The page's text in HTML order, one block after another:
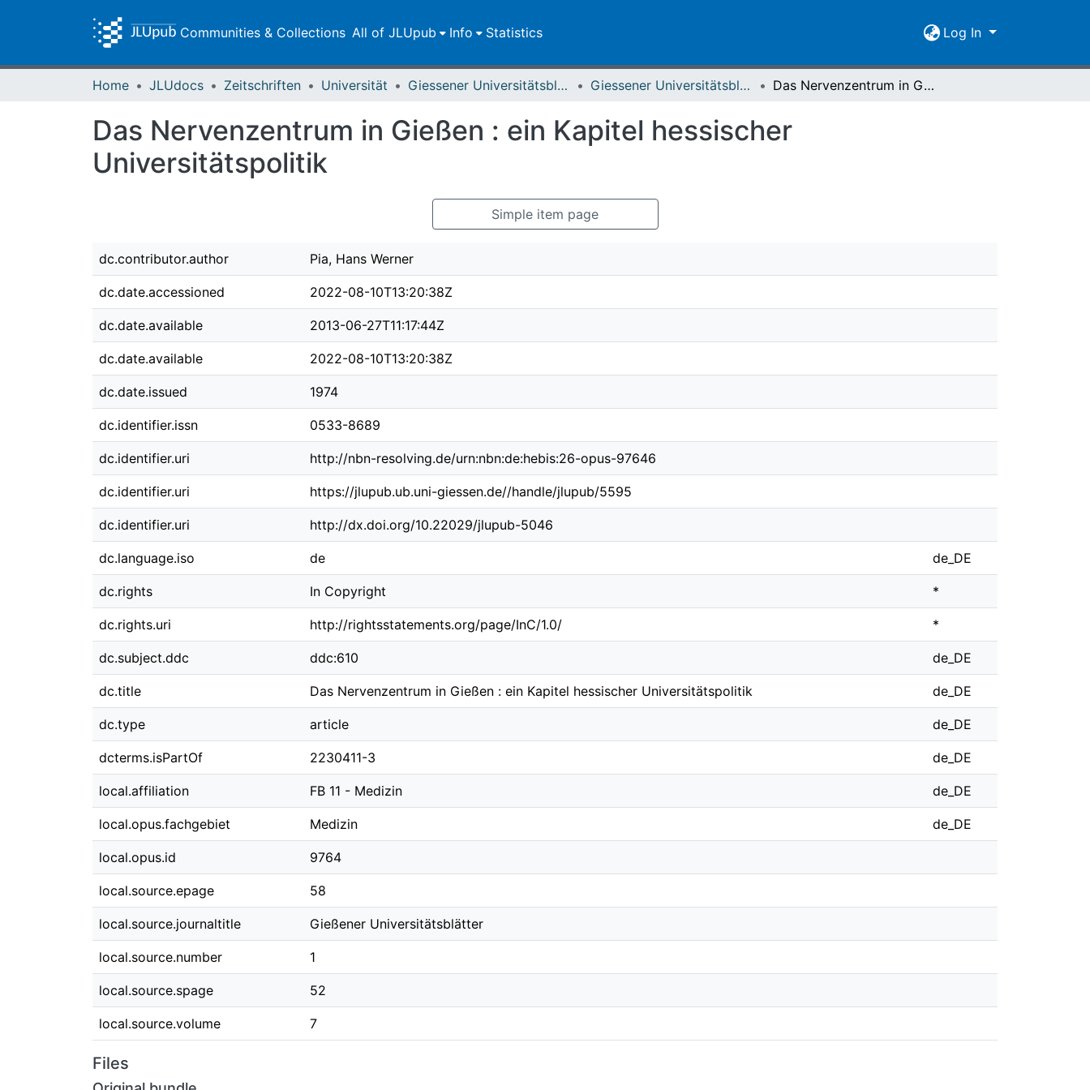
Communities & Collections All of JLUpub Info Statistics Log In
Home JLUdocs Zeitschriften Universität Giessener Universitätsblätter Giessener Universitätsblätter 07 (1974) Heft 1 Das Nervenzentrum in Gießen : ein Kapitel hessischer Universitätspolitik
Das Nervenzentrum in Gießen : ein Kapitel hessischer
Universitätspolitik
Simple item page
dc.contributor.author Pia, Hans Werner
dc.date.accessioned 2022-08-10T13:20:38Z
dc.date.available 2013-06-27T11:17:44Z
dc.date.available 2022-08-10T13:20:38Z
dc.date.issued 1974
dc.identifier.issn 0533-8689
dc.identifier.uri http://nbn-resolving.de/urn:nbn:de:hebis:26-opus-97646
dc.identifier.uri https://jlupub.ub.uni-giessen.de//handle/jlupub/5595
dc.identifier.uri http://dx.doi.org/10.22029/jlupub-5046
dc.language.iso de de_DE
dc.rights In Copyright *
dc.rights.uri http://rightsstatements.org/page/InC/1.0/ *
dc.subject.ddc ddc:610 de_DE
dc.title Das Nervenzentrum in Gießen : ein Kapitel hessischer Universitätspolitik de_DE
dc.type article de_DE
dcterms.isPartOf 2230411-3 de_DE
local.affiliation FB 11 - Medizin de_DE
local.opus.fachgebiet Medizin de_DE
local.opus.id 9764
local.source.epage 58
local.source.journaltitle Gießener Universitätsblätter
local.source.number 1
local.source.spage 52
local.source.volume 7
Files